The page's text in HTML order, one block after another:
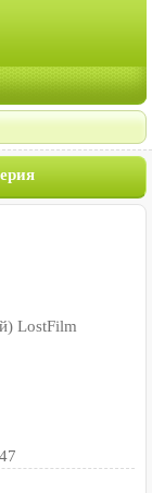
LostFilm